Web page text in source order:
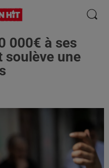
000€ à ses
soulève une